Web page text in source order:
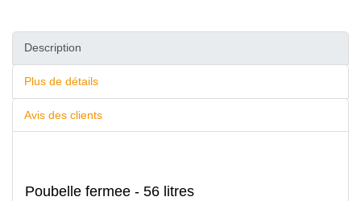
Description
Plus de détails
Avis des clients
Poubelle fermee - 56 litres